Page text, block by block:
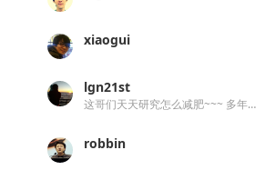
xiaogui
lgn21st
这哥们天天研究怎么减肥~~~ 多年过去后，这哥们越来越肥！
robbin